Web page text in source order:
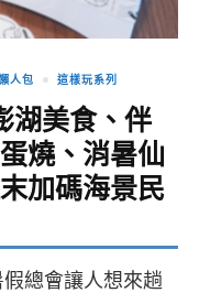
人包 這樣玩系列
湖美食、伴
燒、消暑仙
加碼海景民
總會讓人想來趟